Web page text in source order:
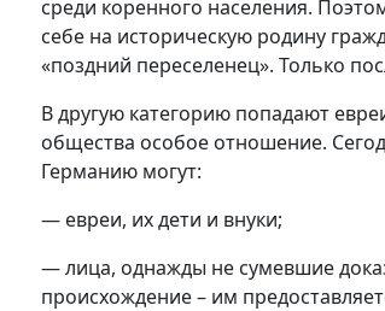
среди коренного населения.
себе на историческую родину
«поздний переселенец». Только
В другую категорию попадают
общества особое отношение.
Германию могут:
— евреи, их дети и внуки;
— лица, однажды не сумевшие
происхождение – им